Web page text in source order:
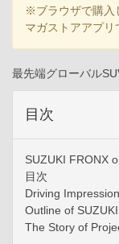
※ブラウザで購入
マガストアアプリ
最先端グローバル
目次
SUZUKI FRONX
目次
Driving
Outline of
The Story of